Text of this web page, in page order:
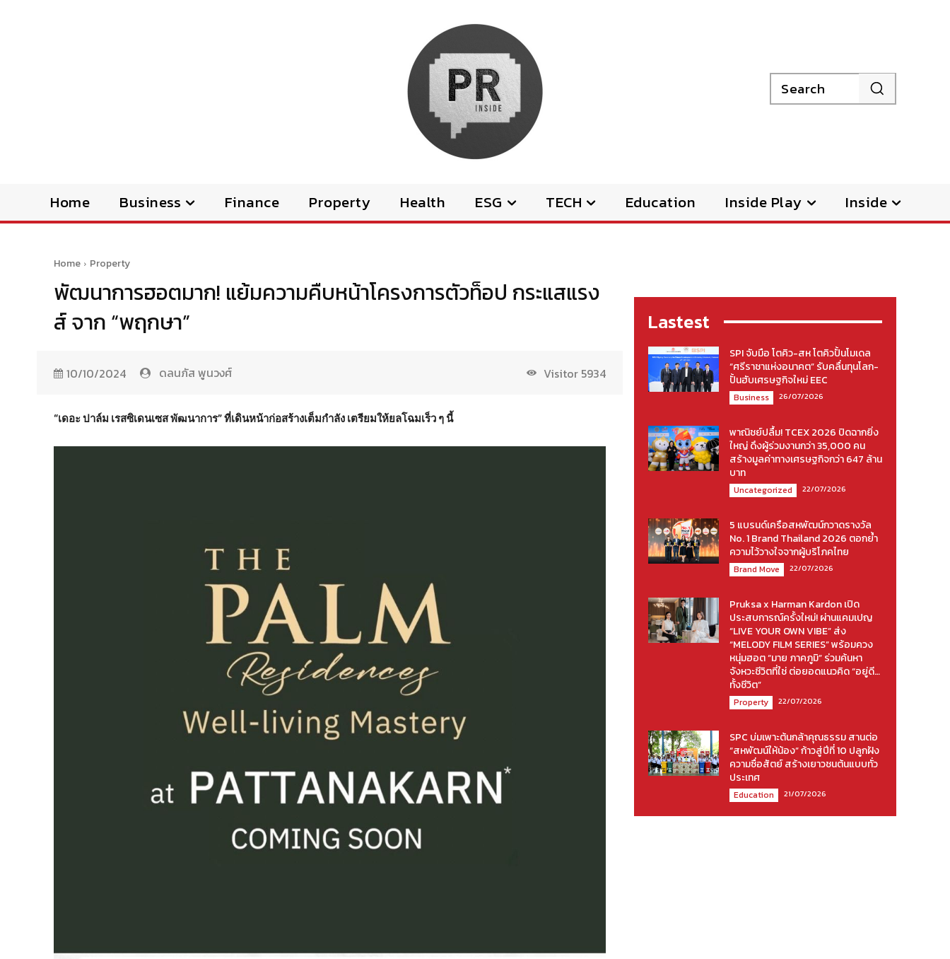
Search
Home Business Finance Property Health ESG TECH Education Inside Play Inside
Home Property
พัฒนาการฮอตมาก! แย้มความคืบหน้าโครงการตัวท็อป กระแสแรง
ส์ จาก “พฤกษา”
10/10/2024 ดลนภัส พูนวงศ์ Visitor 5934
“เดอะ ปาล์ม เรสซิเดนเซส พัฒนาการ” ที่เดินหน้าก่อสร้างเต็มกำลัง เตรียมให้ยลโฉมเร็ว ๆ นี้
Lastest
SPI จับมือ โตคิว-สห โตคิวปั้นโมเดล
“ศรีราชาแห่งอนาคต” รับคลื่นทุนโลก-
ปั้นฮับเศรษฐกิจใหม่ EEC
Business 26/07/2026
พาณิชย์ปลื้ม! TCEX 2026 ปิดฉากยิ่ง
ใหญ่ ดึงผู้ร่วมงานกว่า 35,000 คน
สร้างมูลค่าทางเศรษฐกิจกว่า 647 ล้าน
บาท
Uncategorized 22/07/2026
5 แบรนด์เครือสหพัฒน์กวาดรางวัล
No. 1 Brand Thailand 2026 ตอกย้ำ
ความไว้วางใจจากผู้บริโภคไทย
Brand Move 22/07/2026
Pruksa x Harman Kardon เปิด
ประสบการณ์ครั้งใหม่! ผ่านแคมเปญ
“LIVE YOUR OWN VIBE” ส่ง
“MELODY FILM SERIES” พร้อมควง
หนุ่มฮอต “มาย ภาคภูมิ” ร่วมค้นหา
จังหวะชีวิตที่ใช่ ต่อยอดแนวคิด “อยู่ดี…
ทั้งชีวิต”
Property 22/07/2026
SPC บ่มเพาะต้นกล้าคุณธรรม สานต่อ
“สหพัฒน์ให้น้อง” ก้าวสู่ปีที่ 10 ปลูกฝัง
ความซื่อสัตย์ สร้างเยาวชนต้นแบบทั่ว
ประเทศ
Education 21/07/2026